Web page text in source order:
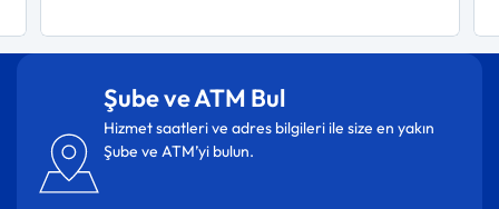
Şube ve ATM Bul
Hizmet saatleri ve adres bilgileri ile size en yakın
Şube ve ATM’yi bulun.